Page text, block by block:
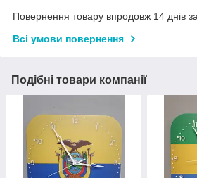
Повернення товару впродовж 14 днів
Всі умови повернення
Подібні товари компанії